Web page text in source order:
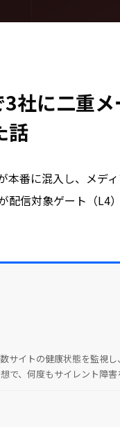
社に二重
話
番に混入し、メデ
配信対象ゲート（L4
サイトの健康状態を監視
で、何度もサイレント障害